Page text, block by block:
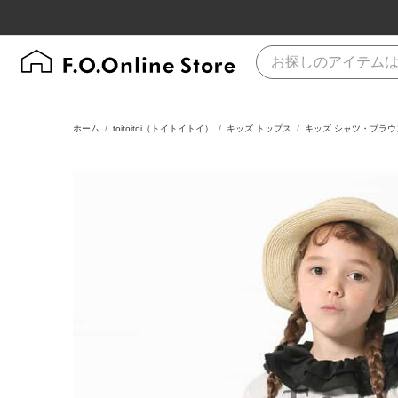
ホーム toitoitoi（トイトイトイ） キッズ トップス キッズ シャツ・ブラウ